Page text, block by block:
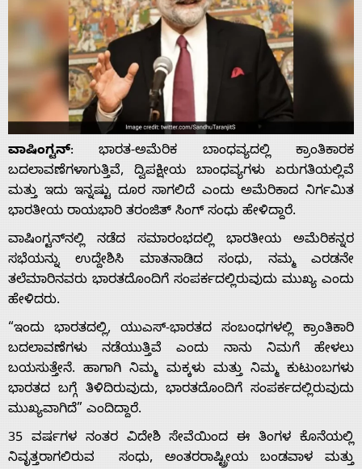
Home
ವಾಷಿಂಗ್ಟನ್: ಭಾರತ-ಅಮೆರಿಕ ಬಾಂಧವ್ಯದಲ್ಲಿ ಕ್ರಾಂತಿಕಾರಕ
ಬದಲಾವಣೆಗಳಾಗುತ್ತಿವೆ, ದ್ವಿಪಕ್ಷೀಯ ಬಾಂಧವ್ಯಗಳು ಏರುಗತಿಯಲ್ಲಿವೆ
ಮತ್ತು ಇದು ಇನ್ನಷ್ಟು ದೂರ ಸಾಗಲಿದೆ ಎಂದು ಅಮೆರಿಕಾದ ನಿರ್ಗಮಿತ
ಭಾರತೀಯ ರಾಯಭಾರಿ ತರಂಜಿತ್ ಸಿಂಗ್ ಸಂಧು ಹೇಳಿದ್ದಾರೆ.
ವಾಷಿಂಗ್ಟನ್‌ನಲ್ಲಿ ನಡೆದ ಸಮಾರಂಭದಲ್ಲಿ ಭಾರತೀಯ ಅಮೆರಿಕನ್ನರ
ಸಭೆಯನ್ನು ಉದ್ದೇಶಿಸಿ ಮಾತನಾಡಿದ ಸಂಧು, ನಮ್ಮ ಎರಡನೇ
ತಲೆಮಾರಿನವರು ಭಾರತದೊಂದಿಗೆ ಸಂಪರ್ಕದಲ್ಲಿರುವುದು ಮುಖ್ಯ ಎಂದು
ಹೇಳಿದರು.
“ಇಂದು ಭಾರತದಲ್ಲಿ, ಯುಎಸ್-ಭಾರತದ ಸಂಬಂಧಗಳಲ್ಲಿ ಕ್ರಾಂತಿಕಾರಿ
ಬದಲಾವಣೆಗಳು ನಡೆಯುತ್ತಿವೆ ಎಂದು ನಾನು ನಿಮಗೆ ಹೇಳಲು
ಬಯಸುತ್ತೇನೆ. ಹಾಗಾಗಿ ನಿಮ್ಮ ಮಕ್ಕಳು ಮತ್ತು ನಿಮ್ಮ ಕುಟುಂಬಗಳು
ಭಾರತದ ಬಗ್ಗೆ ತಿಳಿದಿರುವುದು, ಭಾರತದೊಂದಿಗೆ ಸಂಪರ್ಕದಲ್ಲಿರುವುದು
ಮುಖ್ಯವಾಗಿದೆ” ಎಂದಿದ್ದಾರೆ.
35 ವರ್ಷಗಳ ನಂತರ ವಿದೇಶಿ ಸೇವೆಯಿಂದ ಈ ತಿಂಗಳ ಕೊನೆಯಲ್ಲಿ
ನಿವೃತ್ತರಾಗಲಿರುವ ಸಂಧು, ಅಂತರರಾಷ್ಟ್ರೀಯ ಬಂಡವಾಳ ಮತ್ತು